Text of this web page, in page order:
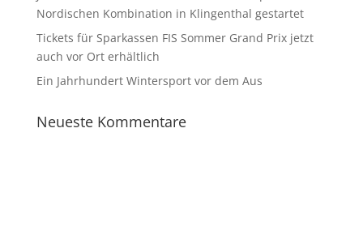
Nordischen Kombination in Klingenthal gestartet
Tickets für Sparkassen FIS Sommer Grand Prix jetzt
auch vor Ort erhältlich
Ein Jahrhundert Wintersport vor dem Aus
Neueste Kommentare